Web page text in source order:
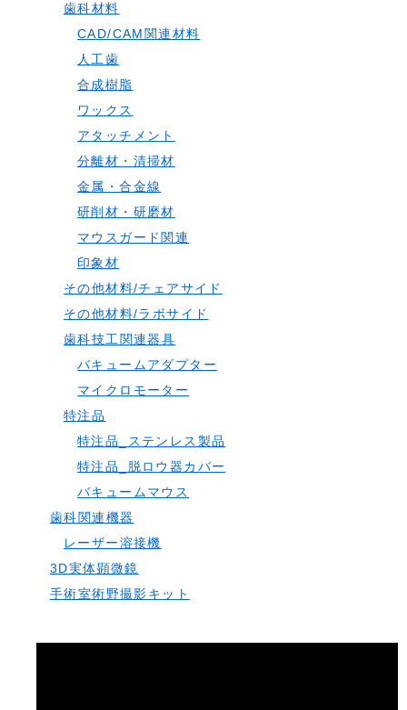
歯科材料
CAD/CAM関連材料
人工歯
合成樹脂
ワックス
アタッチメント
分離材・清掃材
金属・合金線
研削材・研磨材
マウスガード関連
印象材
その他材料/チェアサイド
その他材料/ラボサイド
歯科技工関連器具
バキュームアダプター
マイクロモーター
特注品
特注品_ステンレス製品
特注品_脱ロウ器カバー
バキュームマウス
歯科関連機器
レーザー溶接機
3D実体顕微鏡
手術室術野撮影キット